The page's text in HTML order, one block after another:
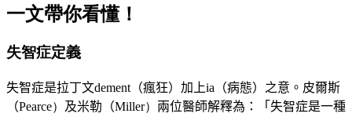
一文帶你看懂！
失智症定義
失智症是拉丁文dement （瘋狂）加上ia （病態）之意。皮爾斯
（Pearce） 及米勒（Miller） 兩位醫師解釋為：「失智症是一種